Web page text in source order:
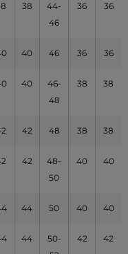
38
44-
46
36 36
40 46 36 36
40
46-
48
38 38
42 48 38 38
42
48-
50
40 40
44 50 40 40
44
50-
42 42